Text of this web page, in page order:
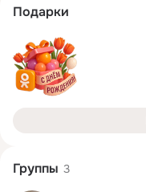
Подарки
Группы 3